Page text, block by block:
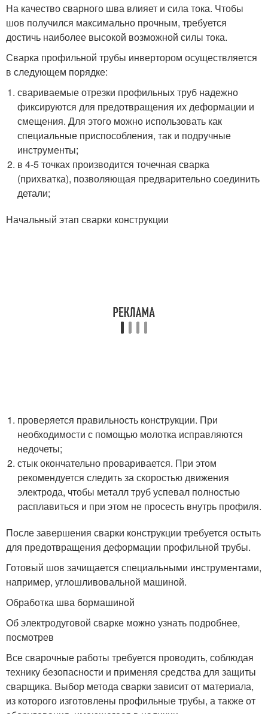
На качество сварного шва влияет и сила тока. Чтобы
шов получился максимально прочным, требуется
достичь наиболее высокой возможной силы тока.
Сварка профильной трубы инвертором осуществляется
в следующем порядке:
свариваемые отрезки профильных труб надежно
фиксируются для предотвращения их деформации и
смещения. Для этого можно использовать как
специальные приспособления, так и подручные
инструменты;
в 4-5 точках производится точечная сварка
(прихватка), позволяющая предварительно соединить
детали;
Начальный этап сварки конструкции
проверяется правильность конструкции. При
необходимости с помощью молотка исправляются
недочеты;
стык окончательно проваривается. При этом
рекомендуется следить за скоростью движения
электрода, чтобы металл труб успевал полностью
расплавиться и при этом не просесть внутрь профиля.
После завершения сварки конструкции требуется остыть
для предотвращения деформации профильной трубы.
Готовый шов зачищается специальными инструментами,
например, углошливовальной машиной.
Обработка шва бормашиной
Об электродуговой сварке можно узнать подробнее,
посмотрев
Все сварочные работы требуется проводить, соблюдая
технику безопасности и применяя средства для защиты
сварщика. Выбор метода сварки зависит от материала,
из которого изготовлены профильные трубы, а также от